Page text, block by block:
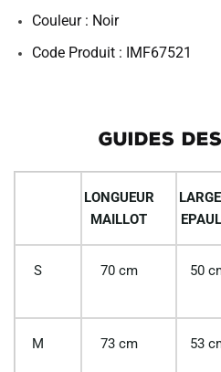
Couleur : Noir
Code Produit : IMF67521
GUIDES
LONGUEUR
MAILLOT
S 70 cm 50
M 73 cm 53